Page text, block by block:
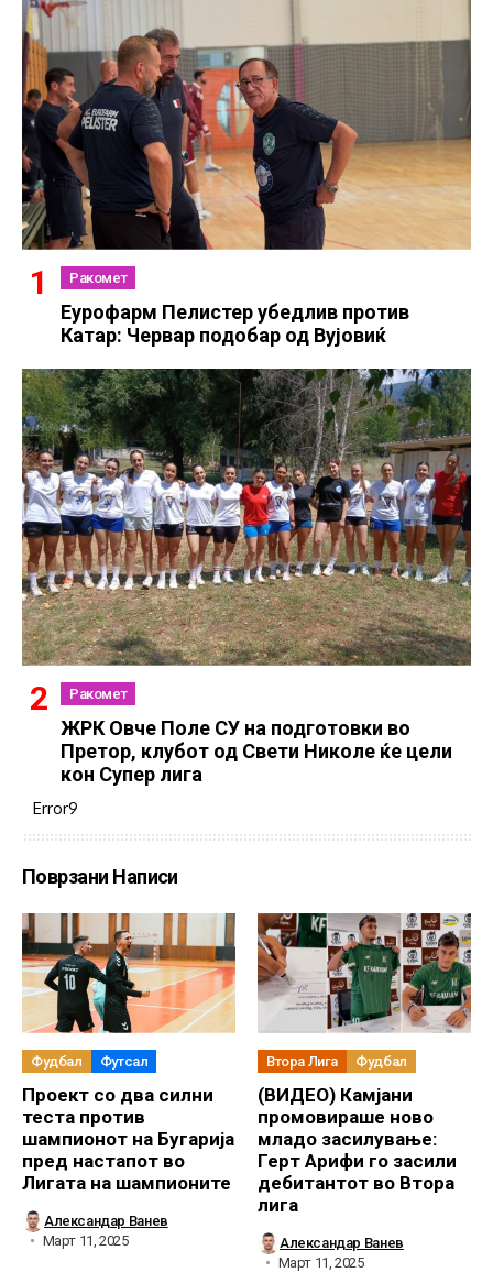
Ракомет
Еурофарм Пелистер убедлив против
Катар: Червар подобар од Вујовиќ
Ракомет
ЖРК Овче Поле СУ на подготовки во
Претор, клубот од Свети Николе ќе цели
кон Супер лига
Error9
Поврзани Написи
Фудбал Футсал
Проект со два силни
теста против
шампионот на Бугарија
пред настапот во
Лигата на шампионите
Александар Ванев
Март 11, 2025
Втора Лига Фудбал
(ВИДЕО) Камјани
промовираше ново
младо засилување:
Герт Арифи го засили
дебитантот во Втора
лига
Александар Ванев
Март 11, 2025